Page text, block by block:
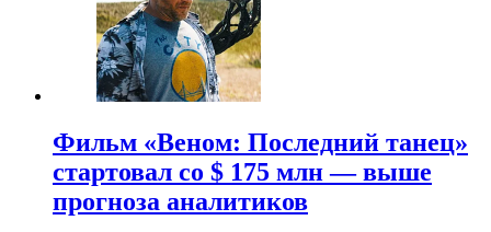
Фильм «Веном: Последний танец»
стартовал со $ 175 млн — выше
прогноза аналитиков